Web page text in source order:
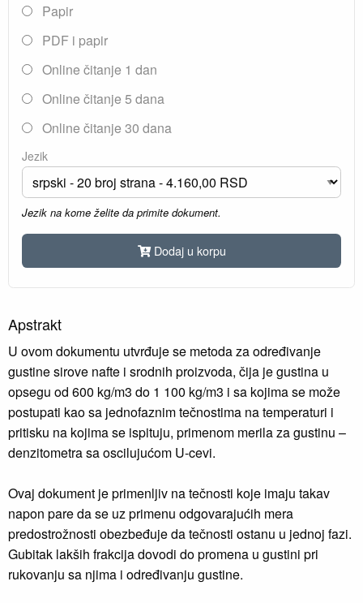
Papir
PDF i papir
Online čitanje 1 dan
Online čitanje 5 dana
Online čitanje 30 dana
Jezik
Jezik na kome želite da primite dokument.
Dodaj u korpu
Apstrakt
U ovom dokumentu utvrđuje se metoda za određivanje
gustine sirove nafte i srodnih proizvoda, čija je gustina u
opsegu od 600 kg/m3 do 1 100 kg/m3 i sa kojima se može
postupati kao sa jednofaznim tečnostima na temperaturi i
pritisku na kojima se ispituju, primenom merila za gustinu –
denzitometra sa oscilujućom U-cevi.
Ovaj dokument je primenljiv na tečnosti koje imaju takav
napon pare da se uz primenu odgovarajućih mera
predostrožnosti obezbeđuje da tečnosti ostanu u jednoj fazi.
Gubitak lakših frakcija dovodi do promena u gustini pri
rukovanju sa njima i određivanju gustine.